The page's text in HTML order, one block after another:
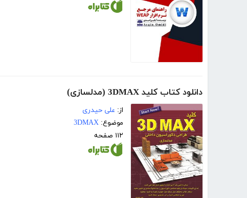
دانلود کتاب کلید 3DMAX (مدلسازی)
از: علی حیدری
موضوع: 3DMAX
۱۱۲ صفحه